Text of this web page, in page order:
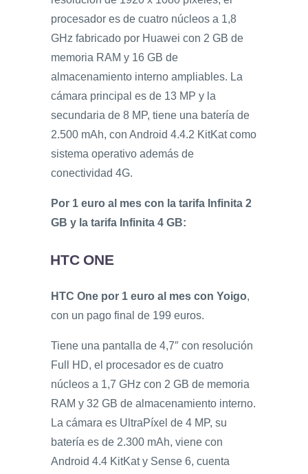
procesador es de cuatro núcleos a 1,8
GHz fabricado por Huawei con 2 GB de
memoria RAM y 16 GB de
almacenamiento interno ampliables. La
cámara principal es de 13 MP y la
secundaria de 8 MP, tiene una batería de
2.500 mAh, con Android 4.4.2 KitKat como
sistema operativo además de
conectividad 4G.
Por 1 euro al mes con la tarifa Infinita 2
GB y la tarifa Infinita 4 GB:
HTC ONE
HTC One por 1 euro al mes con Yoigo,
con un pago final de 199 euros.
Tiene una pantalla de 4,7″ con resolución
Full HD, el procesador es de cuatro
núcleos a 1,7 GHz con 2 GB de memoria
RAM y 32 GB de almacenamiento interno.
La cámara es UltraPíxel de 4 MP, su
batería es de 2.300 mAh, viene con
Android 4.4 KitKat y Sense 6, cuenta